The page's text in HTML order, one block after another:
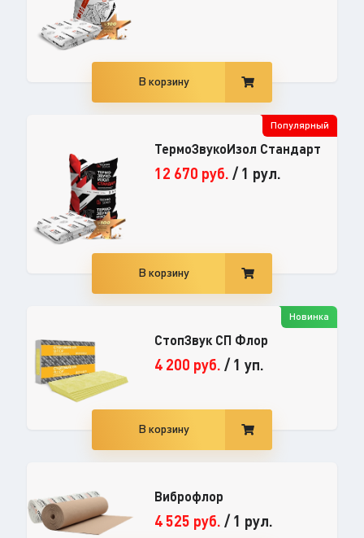
В корзину
Популярный
ТермоЗвукоИзол Стандарт
12 670 руб. /1 рул.
В корзину
Новинка
СтопЗвук СП Флор
4 200 руб. /1 уп.
В корзину
Виброфлор
4 525 руб. /1 рул.